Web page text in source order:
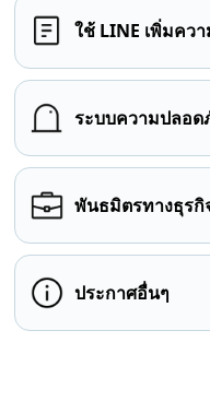
ใช้ LINE เพิ่มคว
ระบบความปลอด
พันธมิตรทางธุรกิ
ประกาศอื่นๆ